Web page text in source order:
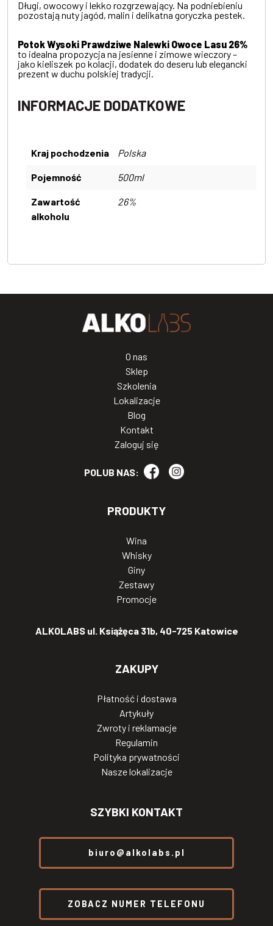
Długi, owocowy i lekko rozgrzewający. Na podniebieniu
pozostają nuty jagód, malin i delikatna goryczka pestek.
Potok Wysoki Prawdziwe Nalewki Owoce Lasu 26%
to idealna propozycja na jesienne i zimowe wieczory –
jako kieliszek po kolacji, dodatek do deseru lub elegancki
prezent w duchu polskiej tradycji.
INFORMACJE DODATKOWE
Kraj pochodzenia Polska
Pojemność 500ml
Zawartość
alkoholu
26%
O nas
Sklep
Szkolenia
Lokalizacje
Blog
Kontakt
Zaloguj się
POLUB NAS:
PRODUKTY
Wina
Whisky
Giny
Zestawy
Promocje
ALKOLABS ul. Książęca 31b, 40-725 Katowice
ZAKUPY
Płatność i dostawa
Artykuły
Zwroty i reklamacje
Regulamin
Polityka prywatności
Nasze lokalizacje
SZYBKI KONTAKT
biuro@alkolabs.pl
ZOBACZ NUMER TELEFONU